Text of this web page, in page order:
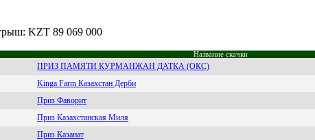
KZT 89 069 000
Название скачки
ПРИЗ ПАМЯТИ КУРМАНЖАН ДАТКА (ОКС)
Kinga Farm Казахстан Дерби
Приз Фаворит
Приз Казахстанская Миля
Приз Казанат